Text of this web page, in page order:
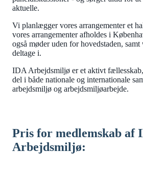
aktuelle.
Vi planlægger vores arrangementer et
vores arrangementer afholdes i
også møder uden for hovedstaden,
deltage i.
IDA Arbejdsmiljø er et aktivt
del i både nationale og internationale
arbejdsmiljø og arbejdsmiljøarbejde.
Pris for medlemskab af
Arbejdsmiljø: